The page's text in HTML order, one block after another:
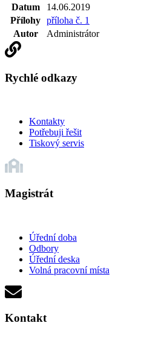
Datum
14.06.2019
Přílohy příloha č. 1
Autor
Administrátor
Rychlé odkazy
Kontakty
Potřebuji řešit
Tiskový servis
Magistrát
Úřední doba
Odbory
Úřední deska
Volná pracovní místa
Kontakt